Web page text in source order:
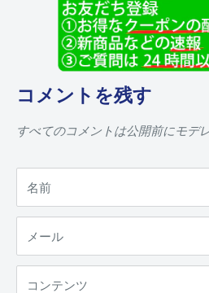
コメントを残す
すべてのコメントは公開前にモデ
名前
メール
コンテンツ